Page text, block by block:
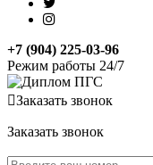
+7 (904) 225-03-96
Режим работы 24/7
Заказать звонок
Заказать звонок